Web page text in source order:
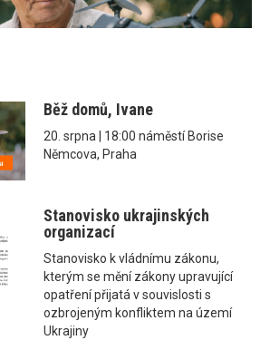
Běž domů, Ivane
20. srpna | 18:00 náměstí Borise
Němcova, Praha
Stanovisko ukrajinských
organizací
Stanovisko k vládnímu zákonu,
kterým se mění zákony upravující
opatření přijatá v souvislosti s
ozbrojeným konfliktem na území
Ukrajiny